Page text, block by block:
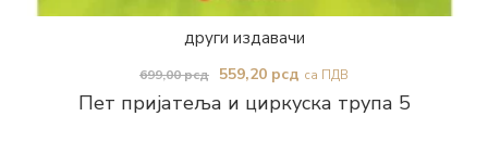
Пет пријатеља и циркуска трупа 5
други издавачи
699,00рсд
Оригинална
цена
559,20 рсд Тренутна
цена
са ПДВ